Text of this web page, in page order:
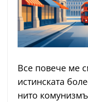
Все повече ме
истинската
нито